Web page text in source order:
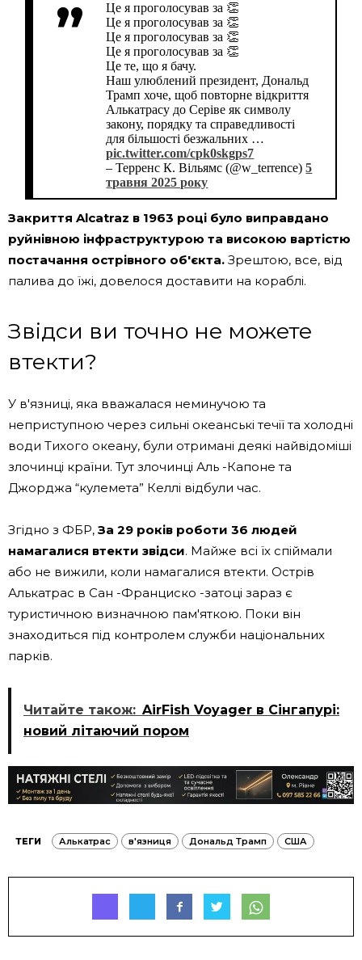
Це я проголосував за 👏
Це я проголосував за 👏
Це я проголосував за 👏
Це я проголосував за 👏
Це те, що я бачу.
Наш улюблений президент, Дональд
Трамп хоче, щоб повторне відкриття
Алькатрасу до Серіве як символу
закону, порядку та справедливості
для більшості безжальних …
pic.twitter.com/cpk0skgps7
– Терренс К. Вільямс (@w_terrence)5
травня 2025 року
Закриття Alcatraz в 1963 році було виправдано
руйнівною інфраструктурою та високою вартістю
постачання острівного об'єкта. Зрештою, все, від
палива до їжі, довелося доставити на кораблі.
Звідси ви точно не можете
втекти?
У в'язниці, яка вважалася неминучою та
неприступною через сильні океанські течії та холодні
води Тихого океану, були отримані деякі найвідоміші
злочинці країни. Тут злочинці Аль -Капоне та
Джорджа “кулемета” Келлі відбули час.
Згідно з ФБР, За 29 років роботи 36 людей
намагалися втекти звідси. Майже всі їх спіймали
або не вижили, коли намагалися втекти. Острів
Алькатрас в Сан -Франциско -затоці зараз є
туристичною визначною пам'яткою. Поки він
знаходиться під контролем служби національних
парків.
Читайте також: AirFish Voyager в Сінгапурі:
новий літаючий пором
ТЕГИ Алькатрас в'язниця Дональд Трамп США